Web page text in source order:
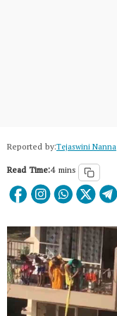
Reported by:Tejaswini Nanna
Read Time:4 mins